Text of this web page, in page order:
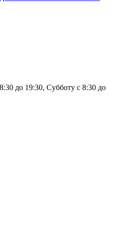
до 19:30, Субботу с 8:30 до